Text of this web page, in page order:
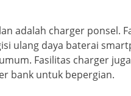
adalah charger ponsel.
ulang daya baterai
Fasilitas charger
bank untuk bepergian.